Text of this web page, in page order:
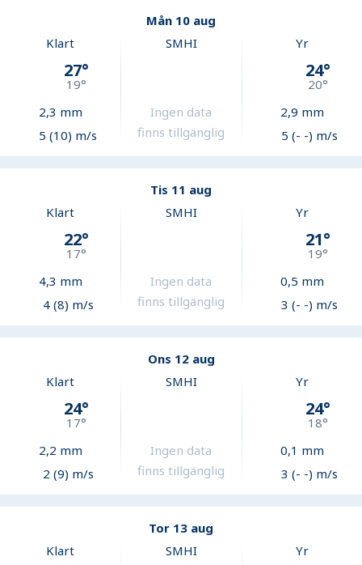
Mån 10 aug
Klart
27°
19°
2,3 mm
5 (10) m/s
SMHI
Ingen data
finns tillgänglig
Yr
24°
20°
2,9 mm
5 (- -) m/s
Tis 11 aug
Klart
22°
17°
4,3 mm
4 (8) m/s
SMHI
Ingen data
finns tillgänglig
Yr
21°
19°
0,5 mm
3 (- -) m/s
Ons 12 aug
Klart
24°
17°
2,2 mm
2 (9) m/s
SMHI
Ingen data
finns tillgänglig
Yr
24°
18°
0,1 mm
3 (- -) m/s
Tor 13 aug
Klart
SMHI Yr